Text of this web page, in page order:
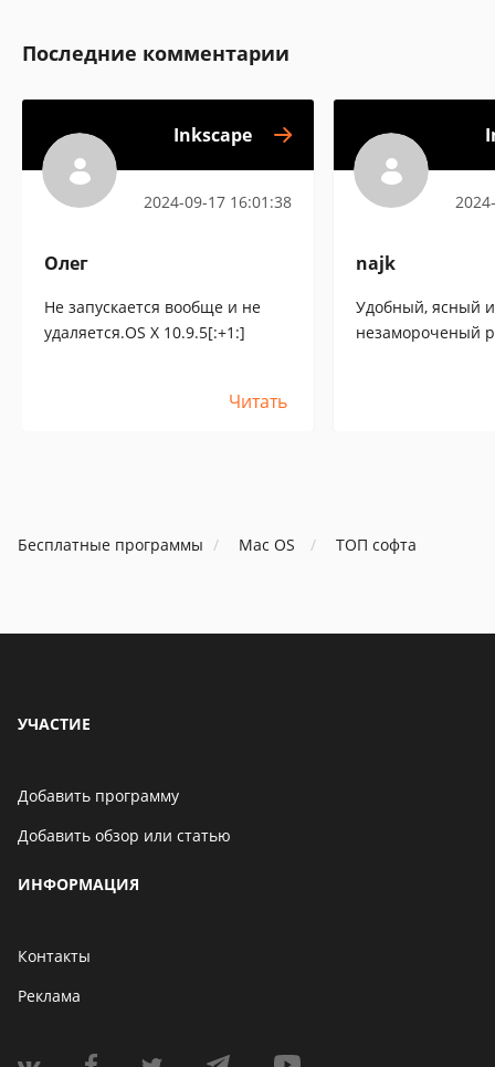
Последние комментарии
Inkscape
2024-09-17 16:01:38
Олег
Не запускается вообще и не
удаляется.OS X 10.9.5[:+1:]
Читать
najk
Удобный, ясный и
незамороченый
Бесплатные программы Mac OS ТОП софта
УЧАСТИЕ
Добавить программу
Добавить обзор или статью
ИНФОРМАЦИЯ
Контакты
Реклама